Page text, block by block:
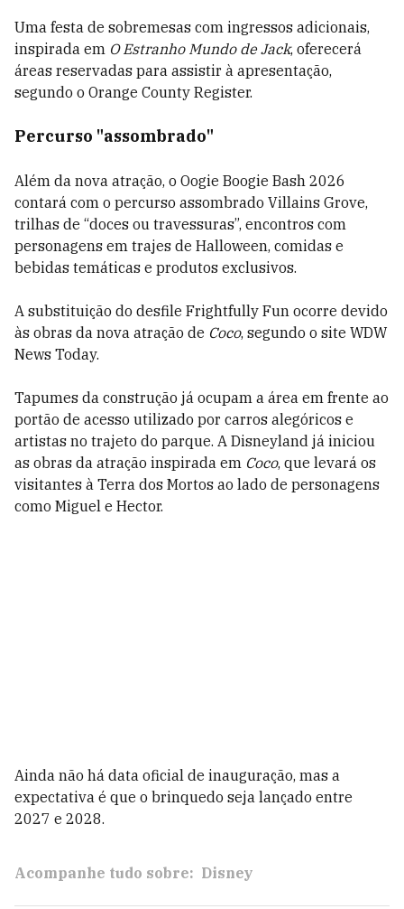
Uma festa de sobremesas com ingressos adicionais,
inspirada em O Estranho Mundo de Jack, oferecerá
áreas reservadas para assistir à apresentação,
segundo o Orange County Register.
Percurso "assombrado"
Além da nova atração, o Oogie Boogie Bash 2026
contará com o percurso assombrado Villains Grove,
trilhas de “doces ou travessuras”, encontros com
personagens em trajes de Halloween, comidas e
bebidas temáticas e produtos exclusivos.
A substituição do desfile Frightfully Fun ocorre devido
às obras da nova atração de Coco, segundo o site WDW
News Today.
Tapumes da construção já ocupam a área em frente ao
portão de acesso utilizado por carros alegóricos e
artistas no trajeto do parque. A Disneyland já iniciou
as obras da atração inspirada em Coco, que levará os
visitantes à Terra dos Mortos ao lado de personagens
como Miguel e Hector.
Ainda não há data oficial de inauguração, mas a
expectativa é que o brinquedo seja lançado entre
2027 e 2028.
Acompanhe tudo sobre: Disney